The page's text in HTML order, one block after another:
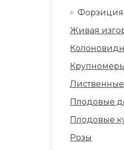
Форзиция
Живая
Плодовые
Плодовые
Розы